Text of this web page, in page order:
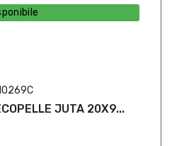
JUTA 20X9...